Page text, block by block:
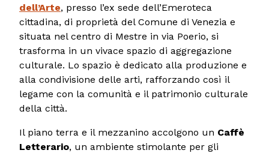
dell’Arte, presso l’ex sede dell’Emeroteca
cittadina, di proprietà del Comune di Venezia e
situata nel centro di Mestre in via Poerio, si
trasforma in un vivace spazio di aggregazione
culturale. Lo spazio è dedicato alla produzione e
alla condivisione delle arti, rafforzando così il
legame con la comunità e il patrimonio culturale
della città.
Il piano terra e il mezzanino accolgono un Caffè
Letterario, un ambiente stimolante per gli